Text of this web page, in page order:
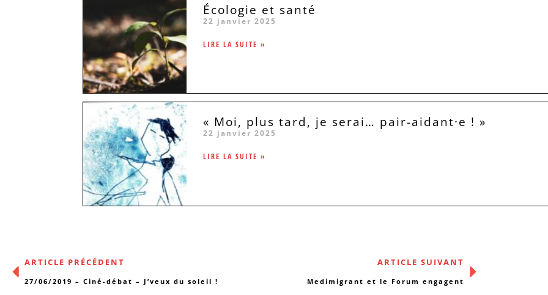
Écologie et santé
22 janvier 2025
LIRE LA SUITE »
« Moi, plus tard, je serai… pair-aidant·e ! »
22 janvier 2025
LIRE LA SUITE »
ARTICLE PRÉCÉDENT
27/06/2019 – Ciné-débat – J’veux du soleil !
ARTICLE SUIVANT
Medimigrant et le Forum engagent